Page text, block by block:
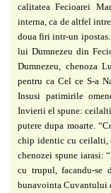
calitateaFecioarei
interna, ca de altfel
doua firi intr-un
lui Dumnezeu din
Dumnezeu, chenoza
pentru ca Cel ce S-a
Insusi patimirile
Invierii el spune:
putere dupa moarte.
chip identic cu ceilalti,
chenozei spune iarasi:
cu trupul, facandu-
bunavointa Cuvantului